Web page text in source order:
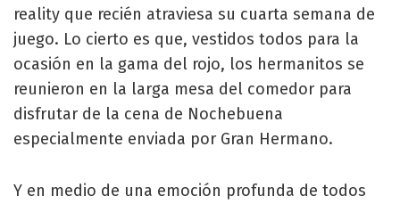
reality que recién atraviesa su cuarta semana de
juego. Lo cierto es que, vestidos todos para la
ocasión en la gama del rojo, los hermanitos se
reunieron en la larga mesa del comedor para
disfrutar de la cena de Nochebuena
especialmente enviada por Gran Hermano.
Y en medio de una emoción profunda de todos